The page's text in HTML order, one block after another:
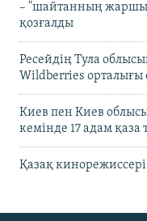
– "шайтанның
қозғалды
Ресейдің Тула
Wildberries орталығы
Киев пен Киев
кемінде 17 адам қаза
Қазақ